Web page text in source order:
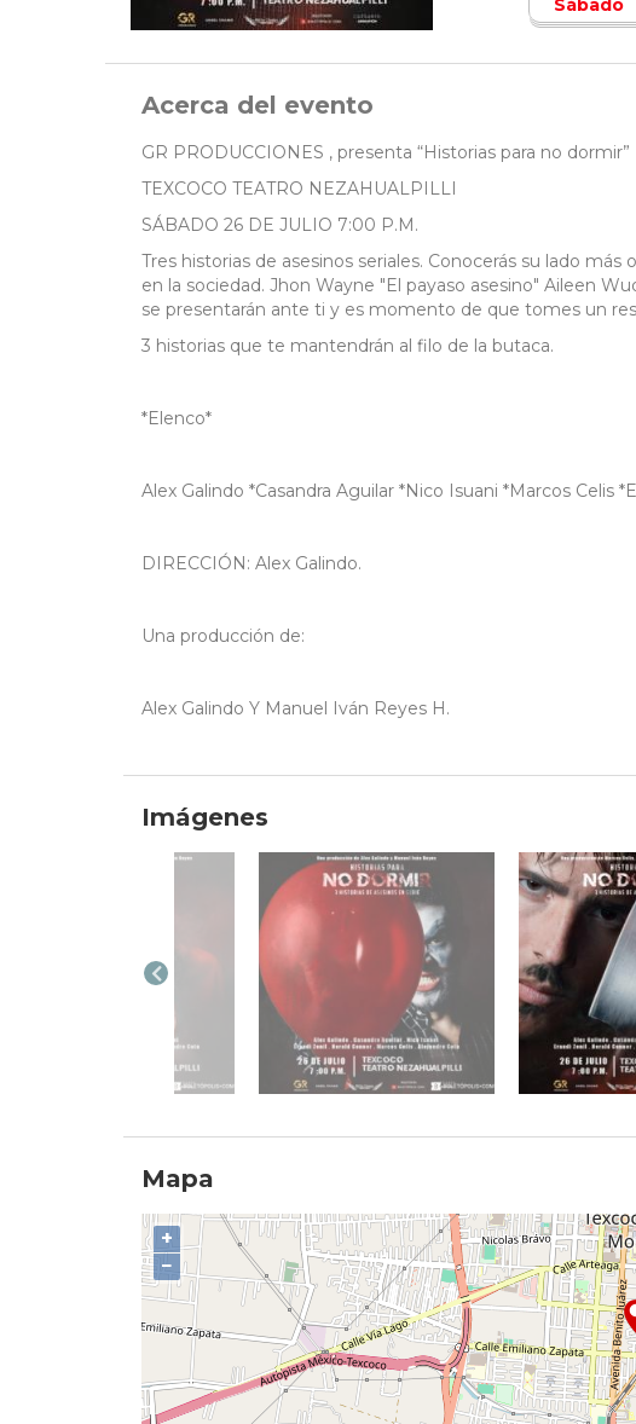
Sábado
Acerca del evento
GR PRODUCCIONES , presenta “Historias para no dormir”
TEXCOCO TEATRO NEZAHUALPILLI
SÁBADO 26 DE JULIO 7:00 P.M.
Tres historias de asesinos seriales. Conocerás su lado
en la sociedad. Jhon Wayne "El payaso asesino" Aileen
se presentarán ante ti y es momento de que tomes un
3 historias que te mantendrán al filo de la butaca.
*Elenco*
Alex Galindo *Casandra Aguilar *Nico Isuani *Marcos Celis
DIRECCIÓN: Alex Galindo.
Una producción de:
Alex Galindo Y Manuel Iván Reyes H.
Imágenes
Mapa
+
−